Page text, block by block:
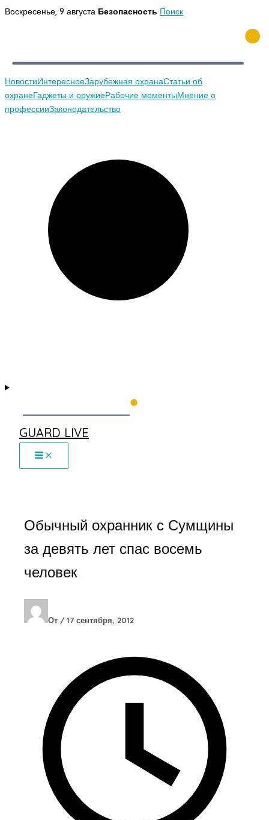
Перейти
Воскресенье, 9 августа Безопасность Поиск
НовостиИнтересноеЗарубежная охранаСтатьи об
охранеГаджеты и оружиеРабочие моментыМнение о
профессииЗаконодательство
GUARD LIVE
Обычный охранник с Сумщины
за девять лет спас восемь
человек
От / 17 сентября, 2012